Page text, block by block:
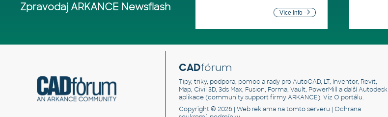
Zpravodaj ARKANCE Newsflash Více info
CADfórum
Tipy, triky, podpora, pomoc a rady pro AutoCAD, LT, Inventor, Revit,
Map, Civil 3D, 3ds Max, Fusion, Forma, Vault, PowerMill a další Autodesk
aplikace (community support firmy ARKANCE). Viz O portálu.
Copyright © 2026 | Web reklamana tomto serveru | Ochrana